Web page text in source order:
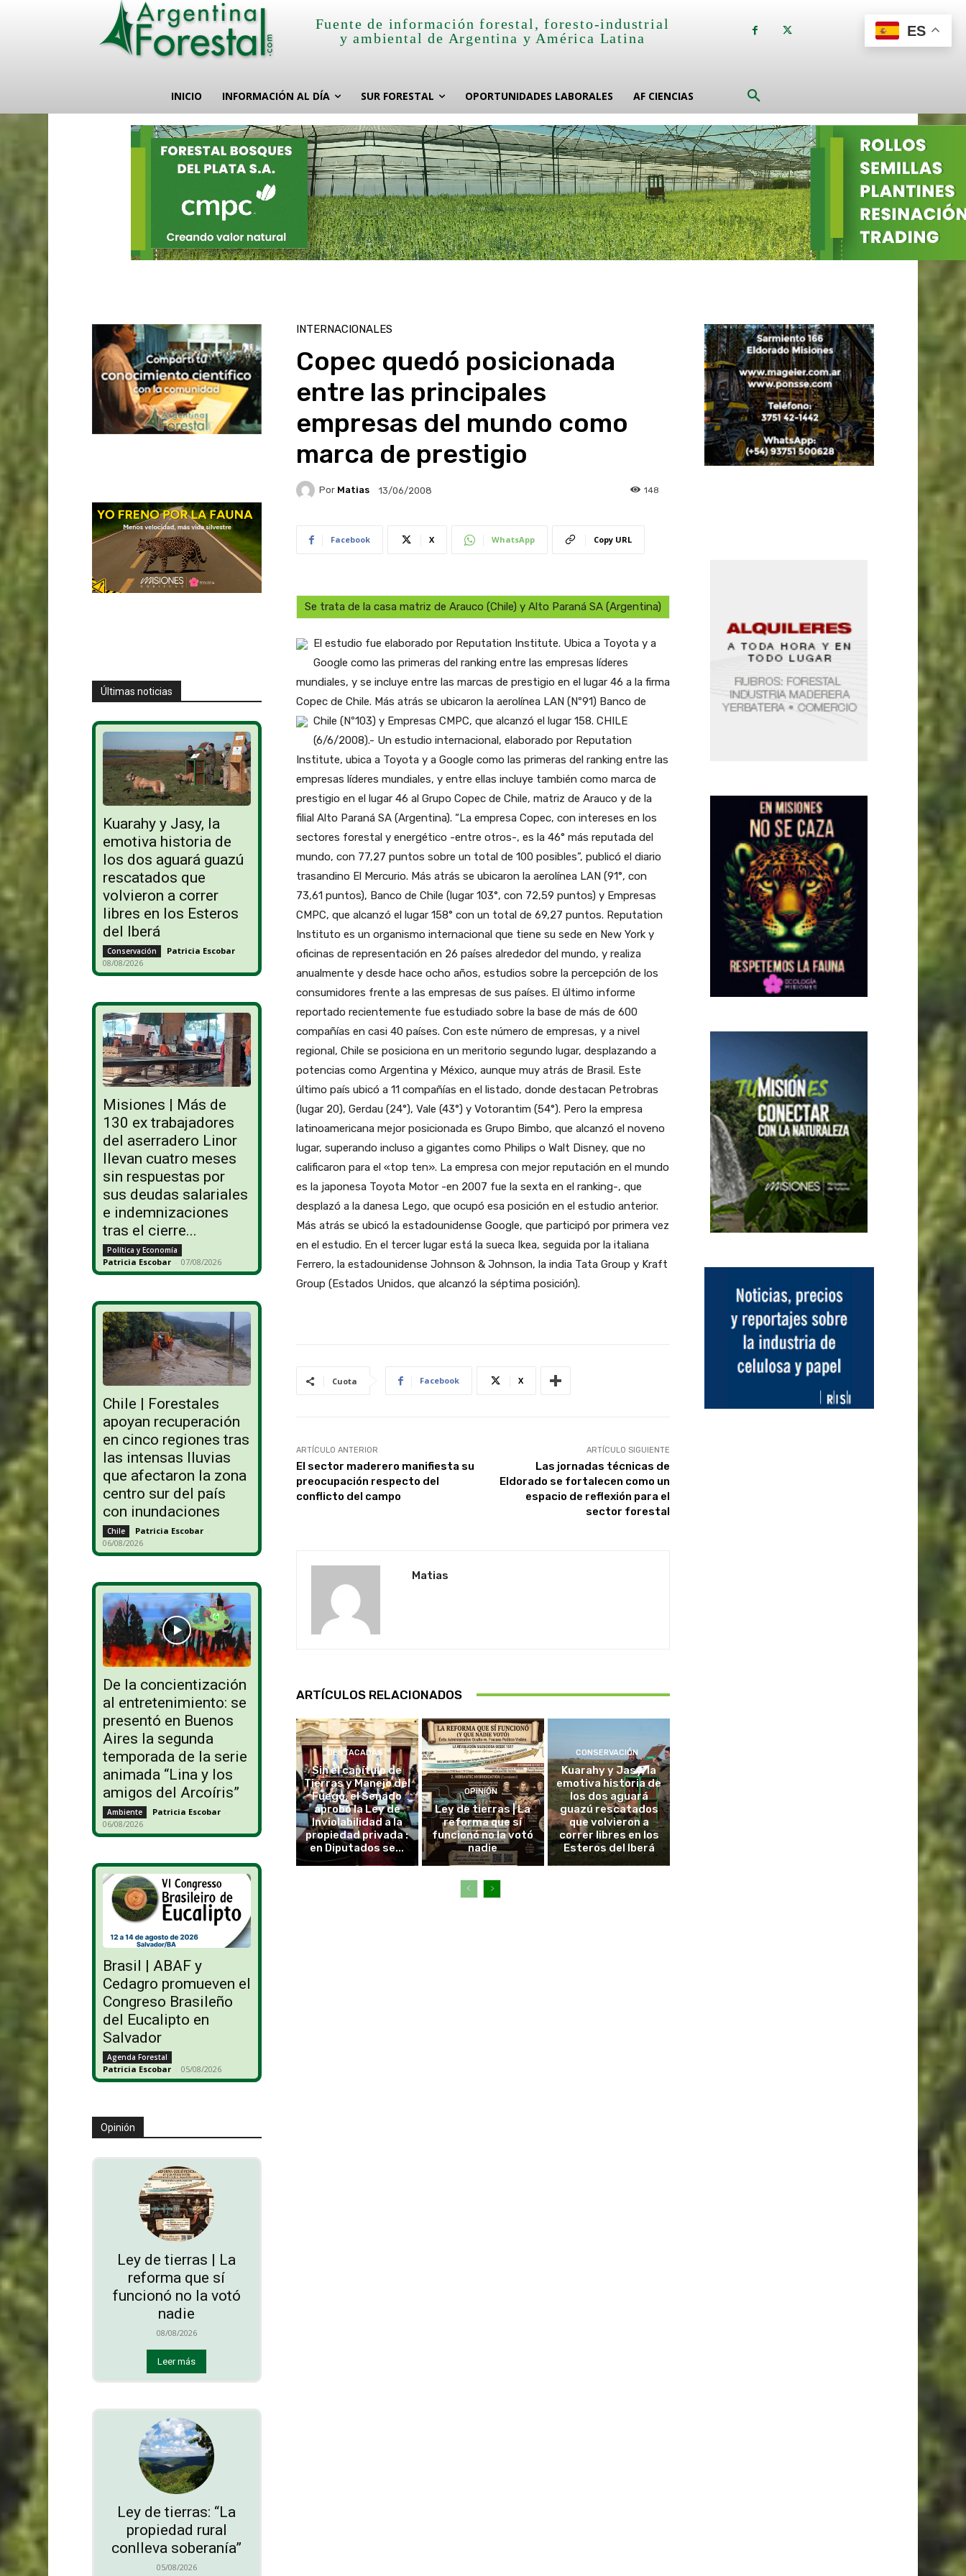
Fuente de información forestal, foresto-industrial
y ambiental de Argentina y América Latina
INICIO INFORMACIÓN AL DÍA SUR FORESTAL OPORTUNIDADES LABORALES AF CIENCIAS
Últimas noticias
Kuarahy y Jasy, la
emotiva historia de
los dos aguará guazú
rescatados que
volvieron a correr
libres en los Esteros
del Iberá
Conservación Patricia Escobar -
08/08/2026
Misiones | Más de
130 ex trabajadores
del aserradero Linor
llevan cuatro meses
sin respuestas por
sus deudas salariales
e indemnizaciones
tras el cierre...
Política y Economía
Patricia Escobar - 07/08/2026
Chile | Forestales
apoyan recuperación
en cinco regiones tras
las intensas lluvias
que afectaron la zona
centro sur del país
con inundaciones
Chile Patricia Escobar -
06/08/2026
De la concientización
al entretenimiento: se
presentó en Buenos
Aires la segunda
temporada de la serie
animada “Lina y los
amigos del Arcoíris”
Ambiente Patricia Escobar -
06/08/2026
Brasil | ABAF y
Cedagro promueven el
Congreso Brasileño
del Eucalipto en
Salvador
Agenda Forestal
Patricia Escobar - 05/08/2026
Opinión
Ley de tierras | La
reforma que sí
funcionó no la votó
nadie
08/08/2026
Leer más
Ley de tierras: “La
propiedad rural
conlleva soberanía”
05/08/2026
INTERNACIONALES
Copec quedó posicionada
entre las principales
empresas del mundo como
marca de prestigio
Por Matias 13/06/2008 148
Facebook X WhatsApp Copy URL
Se trata de la casa matriz de Arauco (Chile) y Alto Paraná SA (Argentina)
El estudio fue elaborado por Reputation Institute. Ubica a Toyota y a
Google como las primeras del ranking entre las empresas líderes
mundiales, y se incluye entre las marcas de prestigio en el lugar 46 a la firma
Copec de Chile. Más atrás se ubicaron la aerolínea LAN (Nº91) Banco de
Chile (Nº103) y Empresas CMPC, que alcanzó el lugar 158. CHILE
(6/6/2008).- Un estudio internacional, elaborado por Reputation
Institute, ubica a Toyota y a Google como las primeras del ranking entre las
empresas líderes mundiales, y entre ellas incluye también como marca de
prestigio en el lugar 46 al Grupo Copec de Chile, matriz de Arauco y de la
filial Alto Paraná SA (Argentina). “La empresa Copec, con intereses en los
sectores forestal y energético -entre otros-, es la 46° más reputada del
mundo, con 77,27 puntos sobre un total de 100 posibles”, publicó el diario
trasandino El Mercurio. Más atrás se ubicaron la aerolínea LAN (91°, con
73,61 puntos), Banco de Chile (lugar 103°, con 72,59 puntos) y Empresas
CMPC, que alcanzó el lugar 158° con un total de 69,27 puntos. Reputation
Instituto es un organismo internacional que tiene su sede en New York y
oficinas de representación en 26 países alrededor del mundo, y realiza
anualmente y desde hace ocho años, estudios sobre la percepción de los
consumidores frente a las empresas de sus países. El último informe
reportado recientemente fue estudiado sobre la base de más de 600
compañías en casi 40 países. Con este número de empresas, y a nivel
regional, Chile se posiciona en un meritorio segundo lugar, desplazando a
potencias como Argentina y México, aunque muy atrás de Brasil. Este
último país ubicó a 11 compañías en el listado, donde destacan Petrobras
(lugar 20), Gerdau (24°), Vale (43°) y Votorantim (54°). Pero la empresa
latinoamericana mejor posicionada es Grupo Bimbo, que alcanzó el noveno
lugar, superando incluso a gigantes como Philips o Walt Disney, que no
calificaron para el «top ten». La empresa con mejor reputación en el mundo
es la japonesa Toyota Motor -en 2007 fue la sexta en el ranking-, que
desplazó a la danesa Lego, que ocupó esa posición en el estudio anterior.
Más atrás se ubicó la estadounidense Google, que participó por primera vez
en el estudio. En el tercer lugar está la sueca Ikea, seguida por la italiana
Ferrero, la estadounidense Johnson & Johnson, la india Tata Group y Kraft
Group (Estados Unidos, que alcanzó la séptima posición).
Cuota Facebook X
ARTÍCULO ANTERIOR
El sector maderero manifiesta su
preocupación respecto del
conflicto del campo
ARTÍCULO SIGUIENTE
Las jornadas técnicas de
Eldorado se fortalecen como un
espacio de reflexión para el
sector forestal
Matias
ARTÍCULOS RELACIONADOS
DESTACADAS
Sin el capítulo de
Tierras y Manejo del
Fuego, el Senado
aprobó la Ley de
Inviolabilidad a la
propiedad privada :
en Diputados se...
OPINIÓN
Ley de tierras | La
reforma que sí
funcionó no la votó
nadie
CONSERVACIÓN
Kuarahy y Jasy, la
emotiva historia de
los dos aguará
guazú rescatados
que volvieron a
correr libres en los
Esteros del Iberá
ES